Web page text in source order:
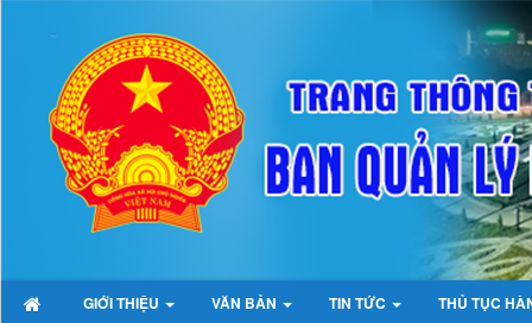
GIỚI THIỆU VĂN BẢN TIN TỨC THỦ TỤC